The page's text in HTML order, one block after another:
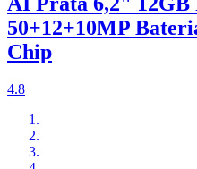
50+12+10MP
Chip
4.8